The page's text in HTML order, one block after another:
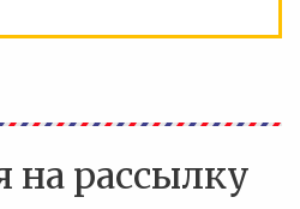
на рассылку